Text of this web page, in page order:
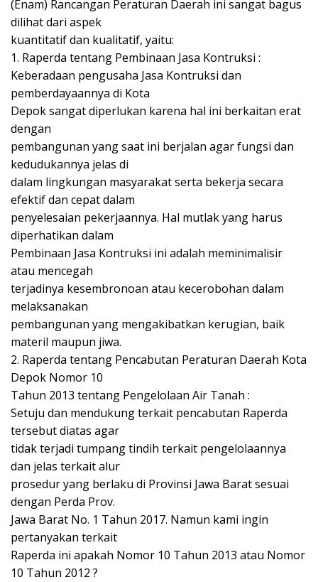
(Enam) Rancangan Peraturan Daerah ini sangat bagus
dilihat dari aspek
kuantitatif dan kualitatif, yaitu:
1. Raperda tentang Pembinaan Jasa Kontruksi :
Keberadaan pengusaha Jasa Kontruksi dan
pemberdayaannya di Kota
Depok sangat diperlukan karena hal ini berkaitan erat
dengan
pembangunan yang saat ini berjalan agar fungsi dan
kedudukannya jelas di
dalam lingkungan masyarakat serta bekerja secara
efektif dan cepat dalam
penyelesaian pekerjaannya. Hal mutlak yang harus
diperhatikan dalam
Pembinaan Jasa Kontruksi ini adalah meminimalisir
atau mencegah
terjadinya kesembronoan atau kecerobohan dalam
melaksanakan
pembangunan yang mengakibatkan kerugian, baik
materil maupun jiwa.
2. Raperda tentang Pencabutan Peraturan Daerah Kota
Depok Nomor 10
Tahun 2013 tentang Pengelolaan Air Tanah :
Setuju dan mendukung terkait pencabutan Raperda
tersebut diatas agar
tidak terjadi tumpang tindih terkait pengelolaannya
dan jelas terkait alur
prosedur yang berlaku di Provinsi Jawa Barat sesuai
dengan Perda Prov.
Jawa Barat No. 1 Tahun 2017. Namun kami ingin
pertanyakan terkait
Raperda ini apakah Nomor 10 Tahun 2013 atau Nomor
10 Tahun 2012 ?